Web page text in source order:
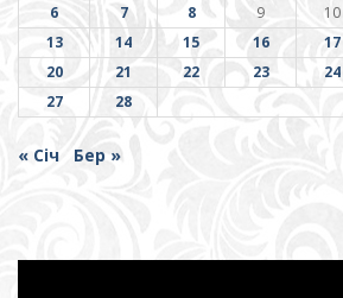
6
7 8 9 10
13
14 15 16 17
20
21 22 23 24
27
28
« Січ Бер »